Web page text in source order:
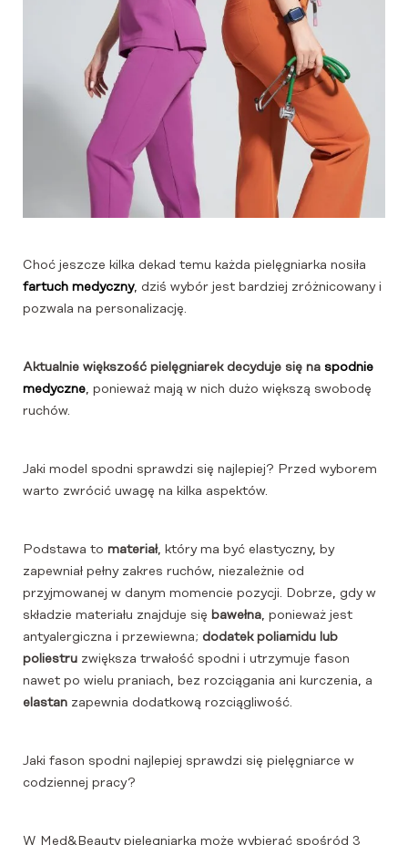
Choć jeszcze kilka dekad temu każda pielęgniarka nosiła
fartuch medyczny, dziś wybór jest bardziej zróżnicowany i
pozwala na personalizację.
Aktualnie większość pielęgniarek decyduje się na spodnie
medyczne, ponieważ mają w nich dużo większą swobodę
ruchów.
Jaki model spodni sprawdzi się najlepiej? Przed wyborem
warto zwrócić uwagę na kilka aspektów.
Podstawa to materiał, który ma być elastyczny, by
zapewniał pełny zakres ruchów, niezależnie od
przyjmowanej w danym momencie pozycji. Dobrze, gdy w
składzie materiału znajduje się bawełna, ponieważ jest
antyalergiczna i przewiewna; dodatek poliamidu lub
poliestru zwiększa trwałość spodni i utrzymuje fason
nawet po wielu praniach, bez rozciągania ani kurczenia, a
elastan zapewnia dodatkową rozciągliwość.
Jaki fason spodni najlepiej sprawdzi się pielęgniarce w
codziennej pracy?
W Med&Beauty pielęgniarka może wybierać spośród 3